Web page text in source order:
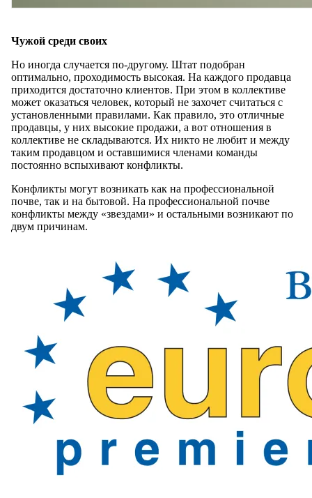
Чужой среди своих
Но иногда случается по-другому. Штат подобран
оптимально, проходимость высокая. На каждого продавца
приходится достаточно клиентов. При этом в коллективе
может оказаться человек, который не захочет считаться с
установленными правилами. Как правило, это отличные
продавцы, у них высокие продажи, а вот отношения в
коллективе не складываются. Их никто не любит и между
таким продавцом и оставшимися членами команды
постоянно вспыхивают конфликты.
Конфликты могут возникать как на профессиональной
почве, так и на бытовой. На профессиональной почве
конфликты между «звездами» и остальными возникают по
двум причинам.